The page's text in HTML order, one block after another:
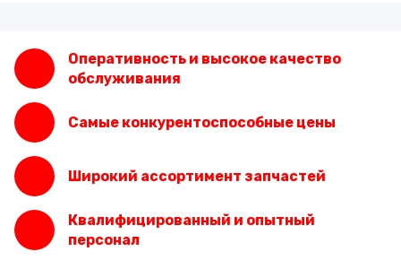
Оперативность и высокое качество
обслуживания
Самые конкурентоспособные цены
Широкий ассортимент запчастей
Квалифицированный и опытный
персонал